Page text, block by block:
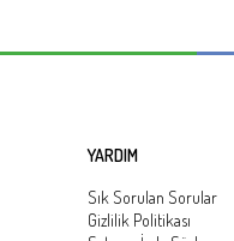
YARDIM
Sık Sorulan Sorular
Gizlilik Politikası